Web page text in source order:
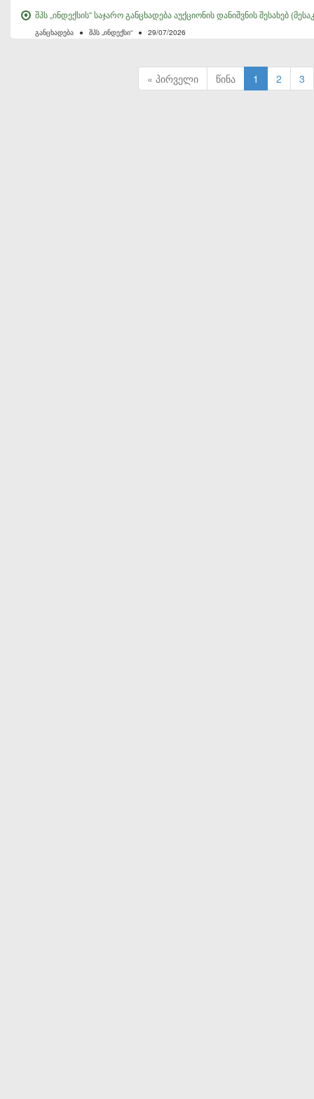
შპს „ინდექსის“ საჯარო განცხადება აუქციონის დანიშვნის შესახებ
განცხადება ● შპს „ინდექსი“ ● 29/07/2026
« პირველი წინა 1 2 3